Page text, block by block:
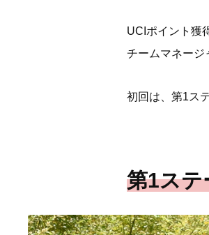
UCIポイント獲
チームマネージ
初回は、第1ス
第1ステ